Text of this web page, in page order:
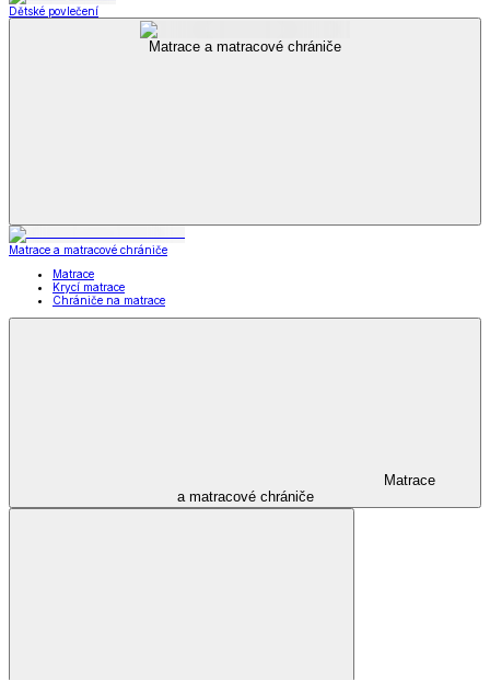
Dětské povlečení
Matrace a matracové chrániče
Matrace a matracové chrániče
Matrace
Krycí matrace
Chrániče na matrace
Matrace
a matracové chrániče